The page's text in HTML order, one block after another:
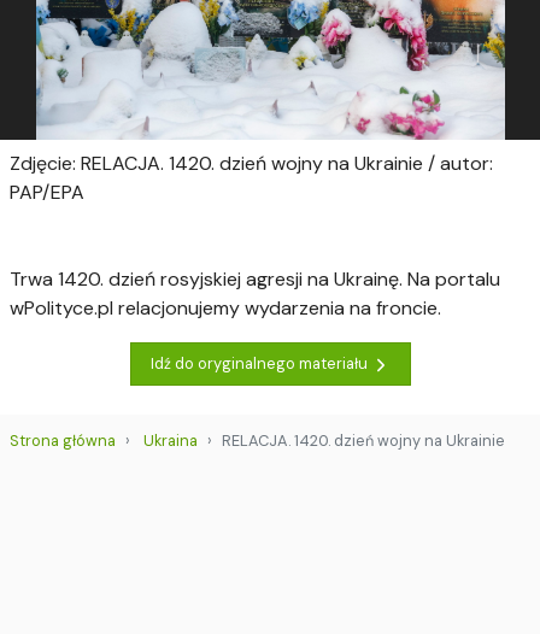
Zdjęcie: RELACJA. 1420. dzień wojny na Ukrainie / autor:
PAP/EPA
Trwa 1420. dzień rosyjskiej agresji na Ukrainę. Na portalu
wPolityce.pl relacjonujemy wydarzenia na froncie.
Idź do oryginalnego materiału
Strona główna Ukraina RELACJA. 1420. dzień wojny na Ukrainie